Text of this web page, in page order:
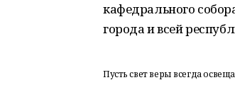
кафедрального
города и всей
Пусть свет веры всегда